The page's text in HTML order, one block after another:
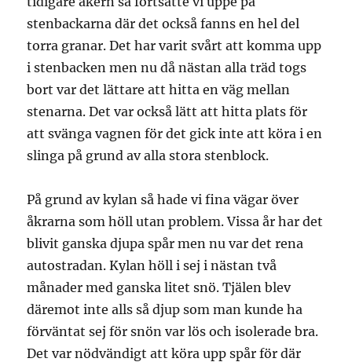
stenbackarna där det också fanns en hel del
torra granar. Det har varit svårt att komma upp
i stenbacken men nu då nästan alla träd togs
bort var det lättare att hitta en väg mellan
stenarna. Det var också lätt att hitta plats för
att svänga vagnen för det gick inte att köra i en
slinga på grund av alla stora stenblock.
På grund av kylan så hade vi fina vägar över
åkrarna som höll utan problem. Vissa år har det
blivit ganska djupa spår men nu var det rena
autostradan. Kylan höll i sej i nästan två
månader med ganska litet snö. Tjälen blev
däremot inte alls så djup som man kunde ha
förväntat sej för snön var lös och isolerade bra.
Det var nödvändigt att köra upp spår för där